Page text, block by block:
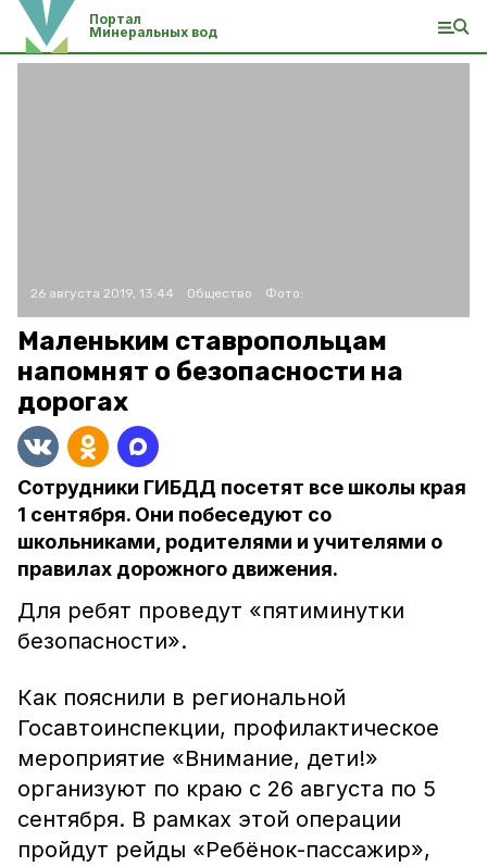
Портал
Минеральных вод
26 августа 2019, 13:44 Общество Фото:
Маленьким ставропольцам
напомнят о безопасности на
дорогах
Сотрудники ГИБДД посетят все школы края
1 сентября. Они побеседуют со
школьниками, родителями и учителями о
правилах дорожного движения.
Для ребят проведут «пятиминутки
безопасности».
Как пояснили в региональной
Госавтоинспекции, профилактическое
мероприятие «Внимание, дети!»
организуют по краю с 26 августа по 5
сентября. В рамках этой операции
пройдут рейды «Ребёнок-пассажир»,